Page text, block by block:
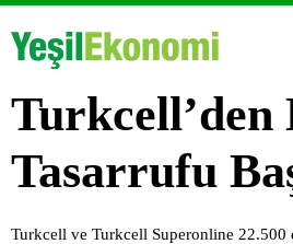
Tasarrufu
Turkcell ve Turkcell Superonline 22.500